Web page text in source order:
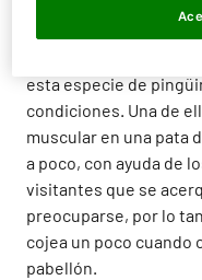
de alrededor de sus
esta especie de
condiciones. Una de
muscular en una pata
a poco, con ayuda de
visitantes que se
preocuparse, por lo
cojea un poco cuando
pabellón.